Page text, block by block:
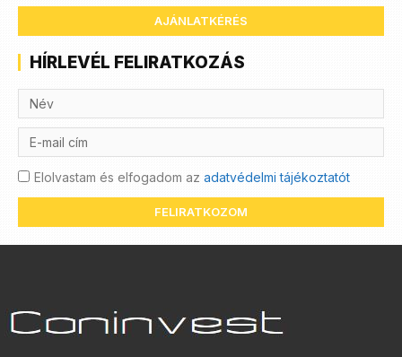
AJÁNLATKÉRÉS
HÍRLEVÉL FELIRATKOZÁS
Elolvastam és elfogadom az adatvédelmi tájékoztatót
FELIRATKOZOM